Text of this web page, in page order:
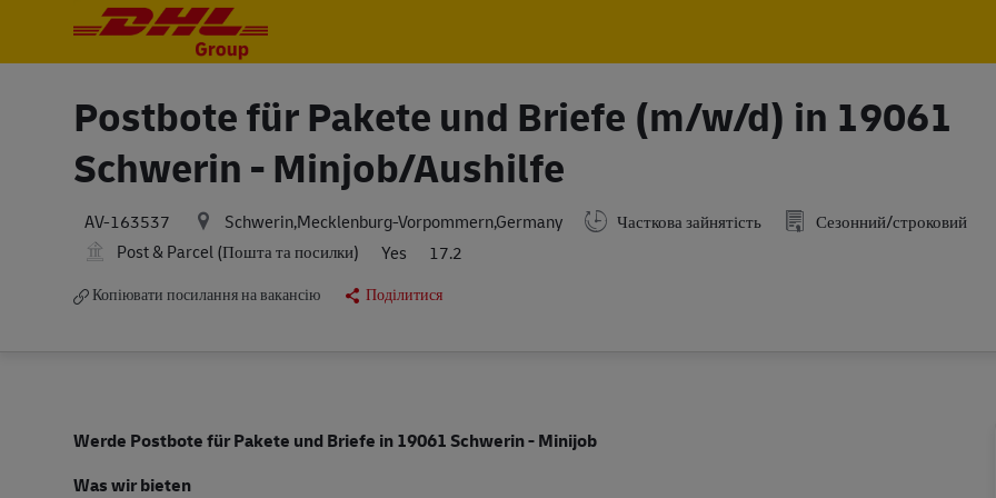
Postbote für Pakete und Briefe (m/w/d) in 19061
Schwerin - Minjob/Aushilfe
AV-163537 Schwerin,Mecklenburg-Vorpommern,Germany Часткова зайнятість
Сезонний/строковий
Post & Parcel (Пошта та посилки)
Yes 17.2
Копіювати посилання на вакансію Поділитися
Werde Postbote für Pakete und Briefe in 19061 Schwerin - Minijob
Was wir bieten